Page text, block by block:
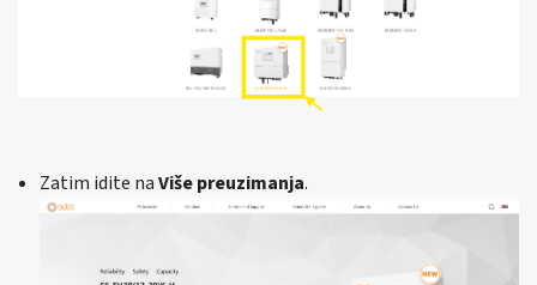
Zatim idite naViše preuzimanja.